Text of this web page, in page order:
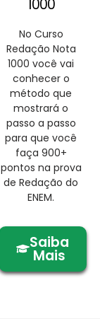
1000
No Curso
Redação Nota
1000 você vai
conhecer o
método que
mostrará o
passo a passo
para que você
faça 900+
pontos na prova
de Redação do
ENEM.
Saiba
Mais